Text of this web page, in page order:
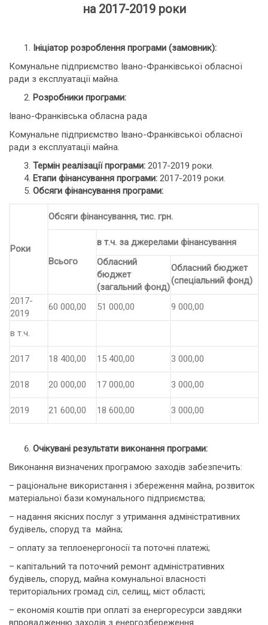
на 2017-2019 роки
Ініціатор розроблення програми (замовник):
Комунальне підприємство Івано-Франківської обласної
ради з експлуатації майна.
Розробники програми:
Івано-Франківська обласна рада
Комунальне підприємство Івано-Франківської обласної
ради з експлуатації майна.
Термін реалізації програми: 2017-2019 роки.
Етапи фінансування програми: 2017-2019 роки.
Обсяги фінансування програми:
Роки
Обсяги фінансування, тис. грн.
Всього
в т.ч. за джерелами фінансування
Обласний
бюджет
(загальний фонд)
Обласний бюджет
(спеціальний фонд)
2017-
2019
60 000,00 51 000,00 9 000,00
в т.ч.
2017 18 400,00 15 400,00 3 000,00
2018 20 000,00 17 000,00 3 000,00
2019 21 600,00 18 600,00 3 000,00
Очікувані результати виконання програми:
Виконання визначених програмою заходів забезпечить:
– раціональне використання і збереження майна, розвиток
матеріальної бази комунального підприємства;
– надання якісних послуг з утримання адміністративних
будівель, споруд та майна;
– оплату за теплоенергоносії та поточні платежі;
– капітальний та поточний ремонт адміністративних
будівель, споруд, майна комунальної власності
територіальних громад сіл, селищ, міст області;
– економія коштів при оплаті за енергоресурси завдяки
впровадженню заходів з енергозбереження.